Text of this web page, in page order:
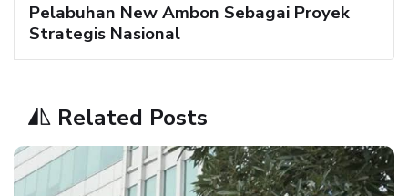
Pelabuhan New Ambon Sebagai Proyek
Strategis Nasional
Related Posts